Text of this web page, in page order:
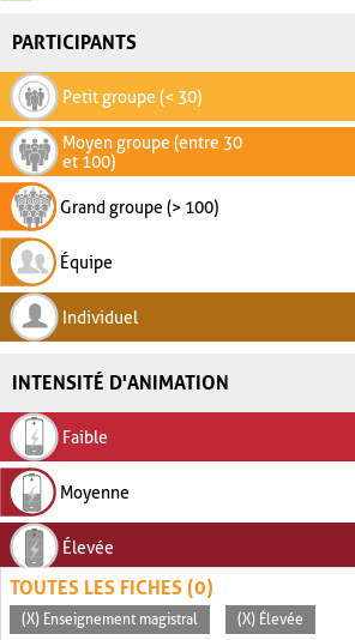
PARTICIPANTS
Petit groupe (< 30)
Moyen groupe (entre 30
et 100)
Grand groupe (> 100)
Équipe
Individuel
INTENSITÉ D'ANIMATION
Faible
Moyenne
Élevée
TOUTES LES FICHES (0)
(X) Enseignement magistral (X) Élevée